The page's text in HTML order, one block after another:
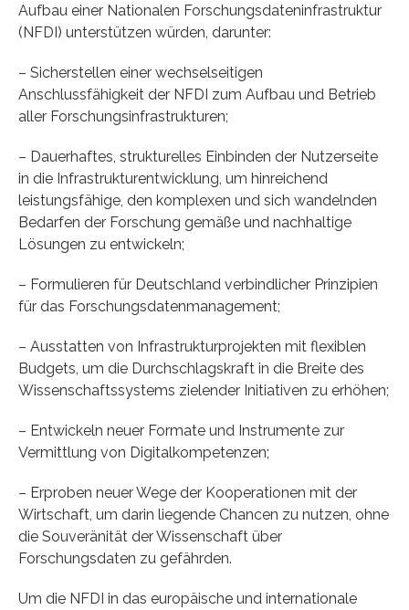
Aufbau einer Nationalen Forschungsdateninfrastruktur
(NFDI) unterstützen würden, darunter:
– Sicherstellen einer wechselseitigen
Anschlussfähigkeit der NFDI zum Aufbau und Betrieb
aller Forschungsinfrastrukturen;
– Dauerhaftes, strukturelles Einbinden der Nutzerseite
in die Infrastrukturentwicklung, um hinreichend
leistungsfähige, den komplexen und sich wandelnden
Bedarfen der Forschung gemäße und nachhaltige
Lösungen zu entwickeln;
– Formulieren für Deutschland verbindlicher Prinzipien
für das Forschungsdatenmanagement;
– Ausstatten von Infrastrukturprojekten mit flexiblen
Budgets, um die Durchschlagskraft in die Breite des
Wissenschaftssystems zielender Initiativen zu erhöhen;
– Entwickeln neuer Formate und Instrumente zur
Vermittlung von Digitalkompetenzen;
– Erproben neuer Wege der Kooperationen mit der
Wirtschaft, um darin liegende Chancen zu nutzen, ohne
die Souveränität der Wissenschaft über
Forschungsdaten zu gefährden.
Um die NFDI in das europäische und internationale